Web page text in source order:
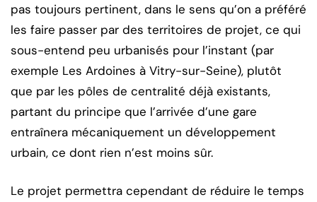
pas toujours pertinent, dans le sens qu’on a préféré
les faire passer par des territoires de projet, ce qui
sous-entend peu urbanisés pour l’instant (par
exemple Les Ardoines à Vitry-sur-Seine), plutôt
que par les pôles de centralité déjà existants,
partant du principe que l’arrivée d’une gare
entraînera mécaniquement un développement
urbain, ce dont rien n’est moins sûr.
Le projet permettra cependant de réduire le temps